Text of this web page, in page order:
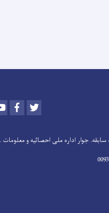
Youtube Facebook
جوار اداره ملی احصائیه و معلومات .